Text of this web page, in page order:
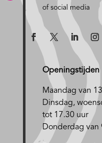
of social media
Openingstijden
Maandag van
Dinsdag,
tot 17.30 uur
Donderdag van